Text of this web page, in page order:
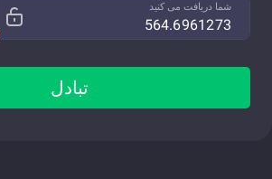
شما دریافت می کنید
تبادل